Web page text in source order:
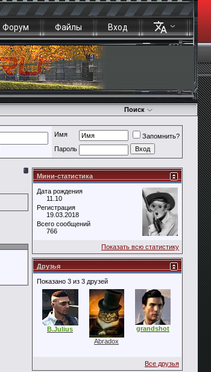
Форум Файлы Вход
Поиск
Имя
Запомнить?
Пароль
Мини-статистика
Дата рождения
11.10
Регистрация
19.03.2018
Всего сообщений
766
Показать всю статистику
Друзья
Показано 3 из 3 друзей
B.Julius
Abradox
grandshot
Все друзья